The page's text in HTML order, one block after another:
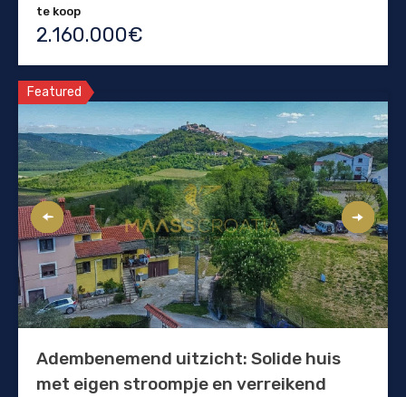
te koop
2.160.000€
Featured
Adembenemend uitzicht: Solide huis
met eigen stroompje en verreikend